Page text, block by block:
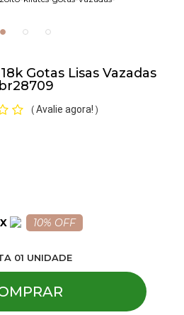
Gotas Lisas Vazadas
br28709
( Avalie agora! )
10% OFF
01 UNIDADE